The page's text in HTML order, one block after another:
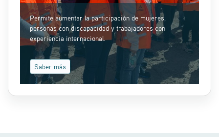
Permite aumentar la participación de mujeres,
personas con discapacidad y trabajadores con
experiencia internacional.
Saber más